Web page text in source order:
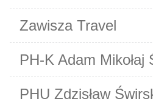
Zawisza Travel
PH-K Adam Mikołaj
PHU Zdzisław